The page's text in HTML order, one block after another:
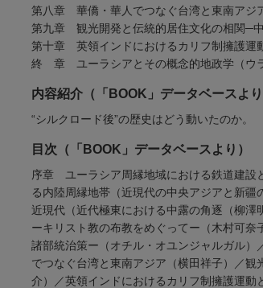
第八章 華僑・華人でつなぐ台湾と東南アジ
第九章 観光開発と伝統的居住文化の相関─
第十章 英領インドにおけるカリフ制擁護運
終 章 ユーラシアとその概念的地政学（ウラ
内容紹介（「BOOK」データベースより
“シルクロード後”の歴史はどう動いたのか。
目次（「BOOK」データベースより）
序章 ユーラシア周縁地域における鉄道建設
る内陸周縁地帯（近現代の中央アジアと新
近現代（近代極東における中露の角逐（柳
ーキリスト教の布教をめぐってー（木村可
諸部統治策ー（オチル・オユンジャルガル
でつなぐ台湾と東南アジア（横田祥子）／
介）／英領インドにおけるカリフ制擁護運